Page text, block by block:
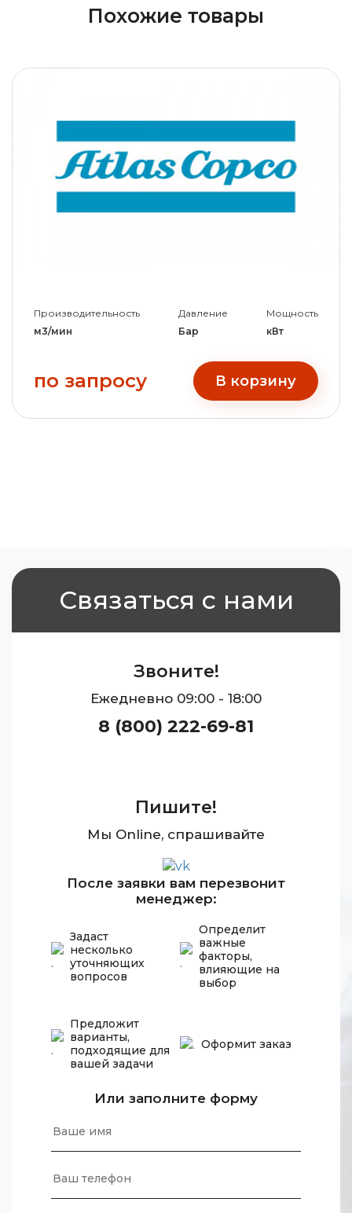
Похожие товары
Производительность
м3/мин
Давление
Бар
Мощность
кВт
по запросу В корзину
Связаться с нами
Звоните!
Ежедневно 09:00 - 18:00
8 (800) 222-69-81
Пишите!
Мы Online, спрашивайте
После заявки вам перезвонит
менеджер:
Задаст
несколько
уточняющих
вопросов
Определит
важные
факторы,
влияющие на
выбор
Предложит
варианты,
подходящие для
вашей задачи
Оформит заказ
Или заполните форму